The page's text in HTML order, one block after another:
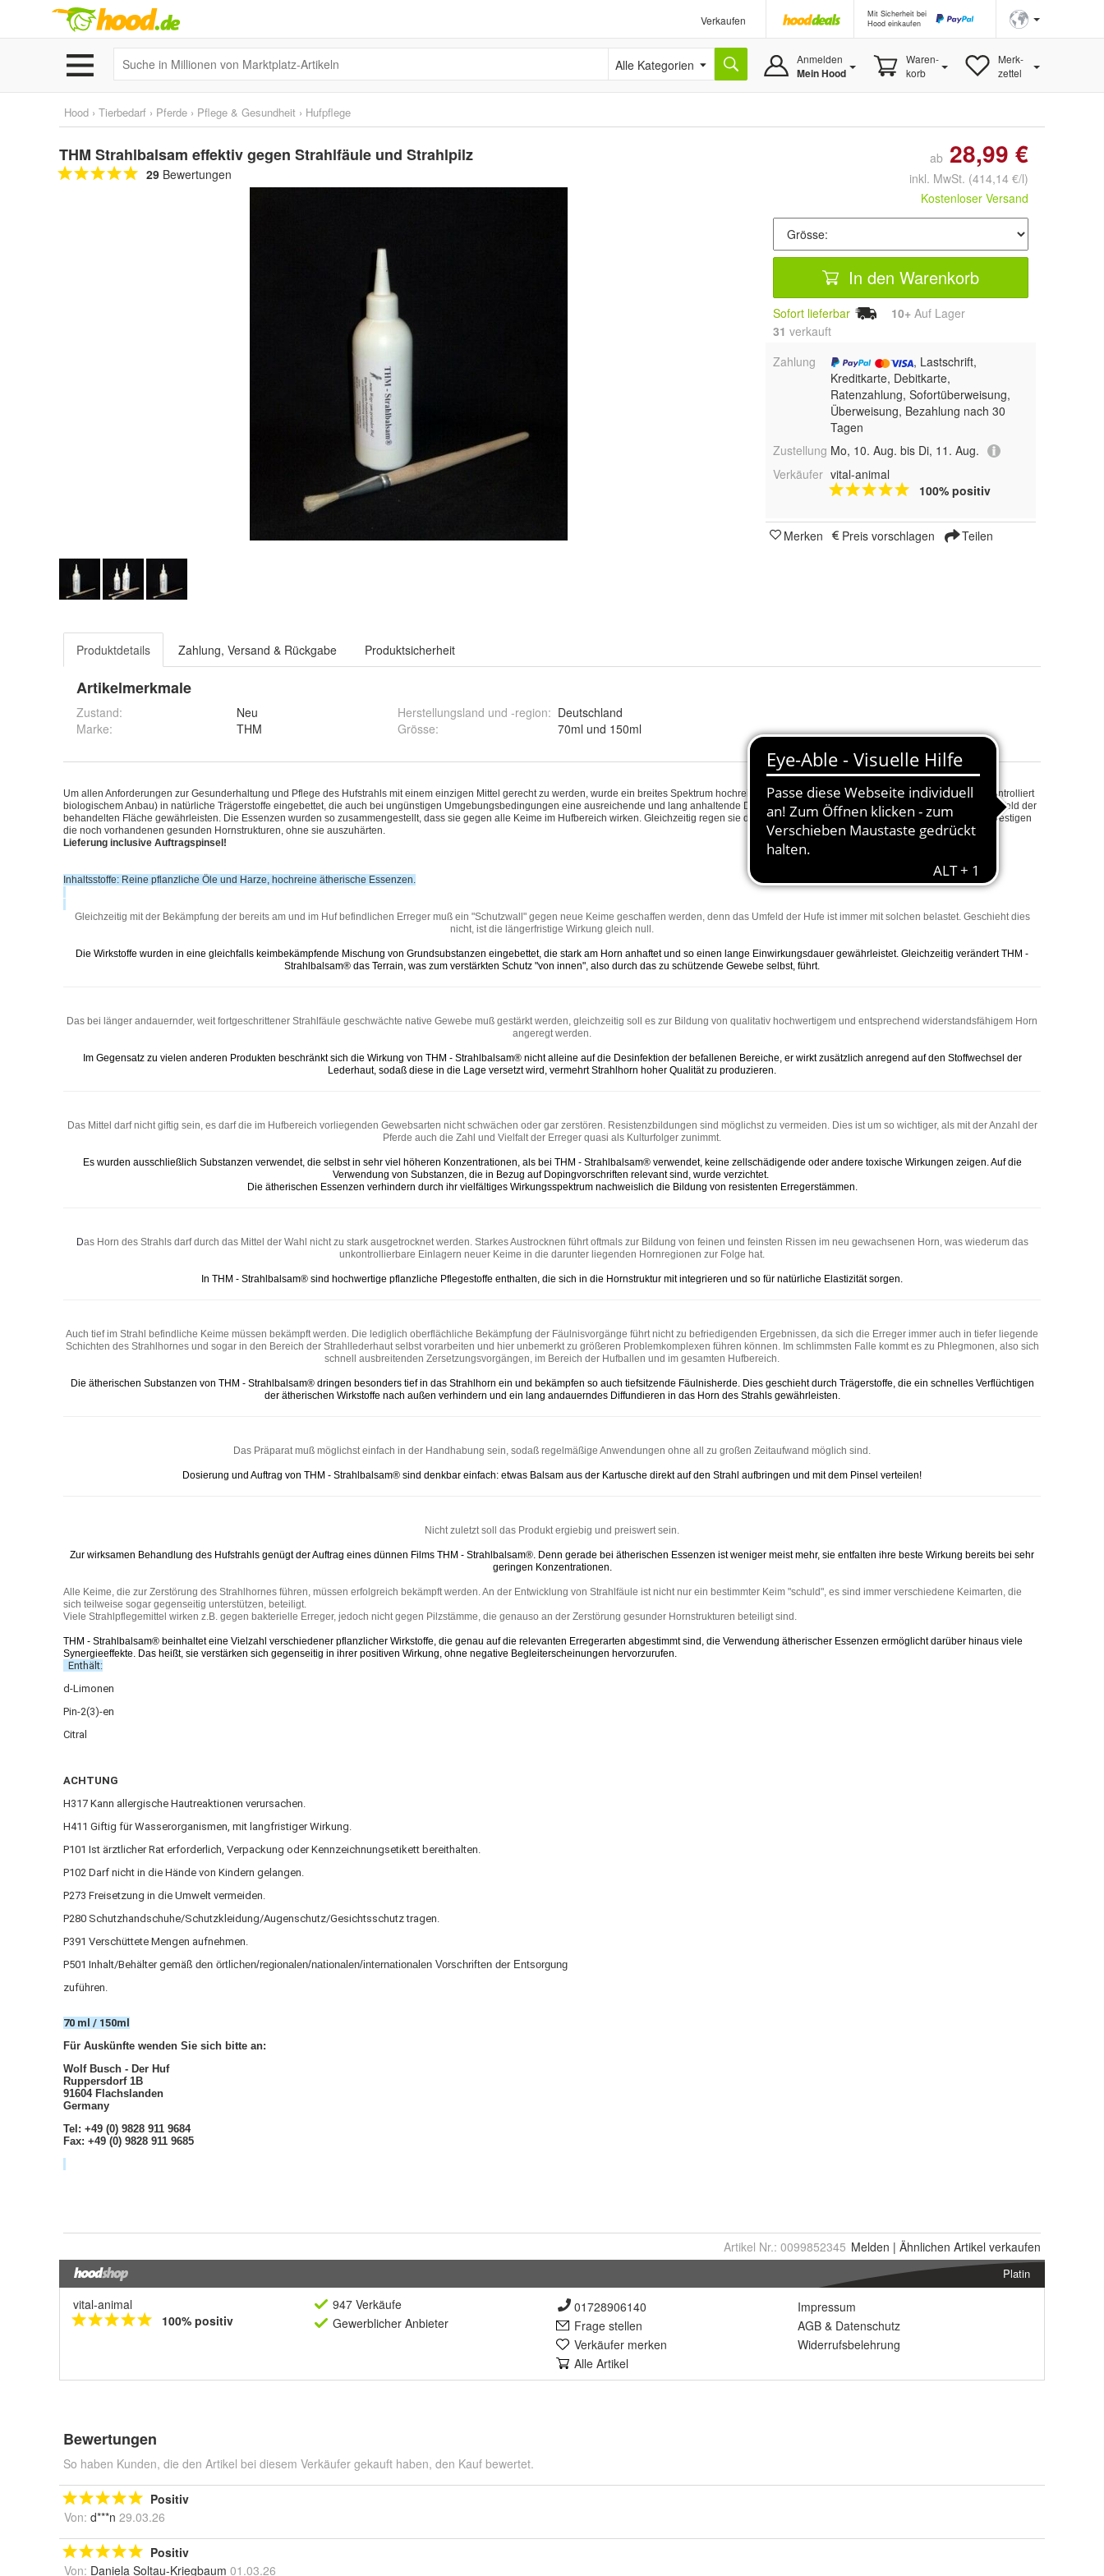
Verkaufen
Mit Sicherheit bei
Hood einkaufen
Alle Kategorien Anmelden
Mein Hood
Waren-
korb
Merk-
zettel
Hood › Tierbedarf › Pferde › Pflege & Gesundheit › Hufpflege
THM Strahlbalsam effektiv gegen Strahlfäule und Strahlpilz
29 Bewertungen
ab 28,99 €
inkl. MwSt. (414,14 €/l)
Kostenloser Versand
In den Warenkorb
Sofort lieferbar 10+ Auf Lager
31 verkauft
Zahlung
, Lastschrift,
Kreditkarte, Debitkarte,
Ratenzahlung, Sofortüberweisung,
Überweisung, Bezahlung nach 30
Tagen
Zustellung Mo, 10. Aug. bis Di, 11. Aug.
Verkäufer vital-animal
100% positiv
Merken Preis vorschlagen Teilen
Produktdetails Zahlung, Versand & Rückgabe Produktsicherheit
Artikelmerkmale
Zustand:
Neu
Marke:
THM
Herstellungsland und -region: Deutschland
Grösse: 70ml und 150ml
Artikel Nr.: 0099852345 Melden | Ähnlichen Artikel verkaufen
Platin
vital-animal
100% positiv
947 Verkäufe
Gewerblicher Anbieter
01728906140
Frage stellen
Verkäufer merken
Alle Artikel
Impressum
AGB & Datenschutz
Widerrufsbelehrung
Bewertungen
So haben Kunden, die den Artikel bei diesem Verkäufer gekauft haben, den Kauf bewertet.
Positiv
Von: d***n 29.03.26
Positiv
Von: Daniela Soltau-Kriegbaum 01.03.26